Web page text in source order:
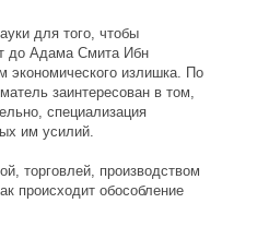
для того, чтобы
до Адама Смита Ибн
экономического излишка. По
заинтересован в том,
специализация
им усилий.
торговлей, производством
происходит обособление